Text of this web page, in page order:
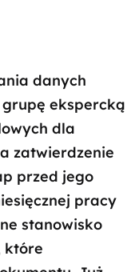
danych
ekspercką
dla
zatwierdzenie
przed jego
pracy
stanowisko
które